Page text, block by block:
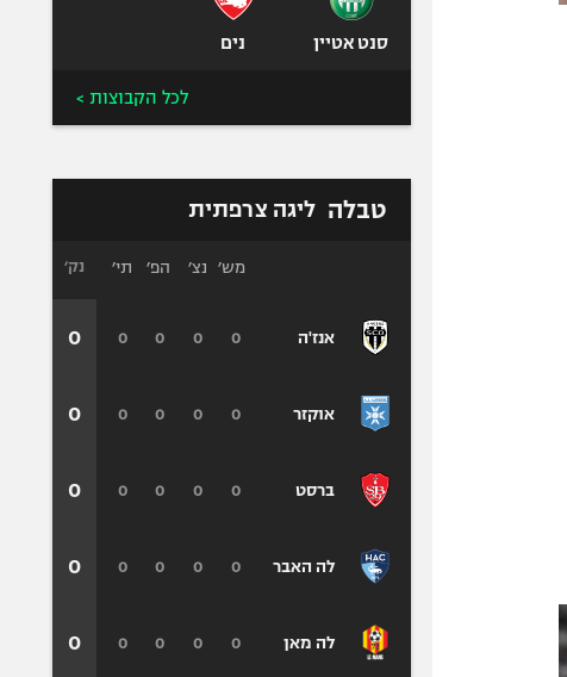
סנט אטיין נים
לכל הקבוצות >
טבלה ליגה צרפתית
אנז'ה
אוקזר
ברסט
לה האבר
לה מאן
מש׳ נצ׳ הפ׳ תי׳
0
0
0
0
0
0
0
0
0
0
0
0
0
0
0
0
0
0
0
0
נק׳
0
0
0
0
0